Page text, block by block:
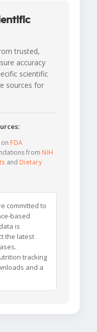
trusted,
accuracy
scientific
sources for
FDA
from NIH
and Dietary
committed to
based
is
the latest
tracking
and a